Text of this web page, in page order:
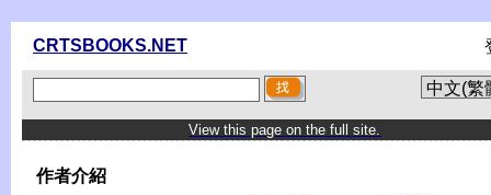
CRTSBOOKS.NET
View this page on the full site.
作者介紹